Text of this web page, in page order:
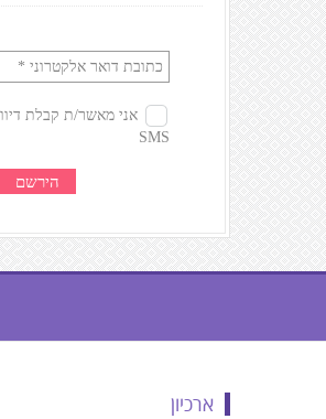
ארכיון